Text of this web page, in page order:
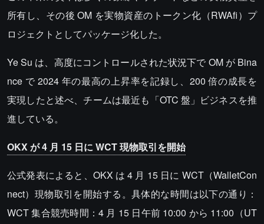
所有し、その後 OM を実物資産のトークン化（RWAfi）プ
ロジェクトとしてパッケージ化した。
Ye Su は、高度にコントロールされた状況下で OM が Bina
nce で 2024 年の最高の上昇率を記録し、200 倍の成長を
実現したと述べ、チームは最近も「OTC 盤」ビジネスを推
進している。
OKX が 4 月 15 日に WCT 現物取引を開始
公式発表によると、OKX は 4 月 15 日に WCT（WalletCon
nect）現物取引を開始する。具体的な時間は以下の通り：
WCT 集合競売時間：4 月 15 日午前 10:00 から 11:00（UT